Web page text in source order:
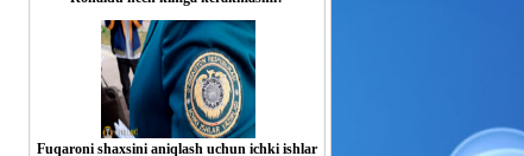
Fuqaroni shaxsini aniqlash uchun ichki ishlar